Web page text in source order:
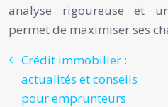
analyse rigoureuse et
permet de maximiser ses
Crédit immobilier :
actualités et conseils
pour emprunteurs